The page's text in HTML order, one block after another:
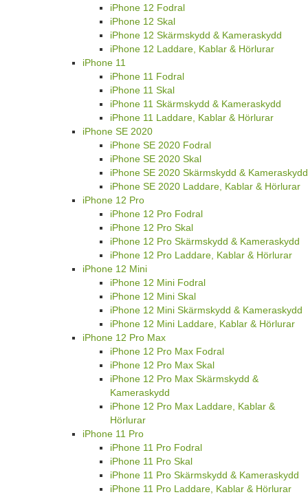
iPhone 12 Fodral
iPhone 12 Skal
iPhone 12 Skärmskydd & Kameraskydd
iPhone 12 Laddare, Kablar & Hörlurar
iPhone 11
iPhone 11 Fodral
iPhone 11 Skal
iPhone 11 Skärmskydd & Kameraskydd
iPhone 11 Laddare, Kablar & Hörlurar
iPhone SE 2020
iPhone SE 2020 Fodral
iPhone SE 2020 Skal
iPhone SE 2020 Skärmskydd & Kameraskydd
iPhone SE 2020 Laddare, Kablar & Hörlurar
iPhone 12 Pro
iPhone 12 Pro Fodral
iPhone 12 Pro Skal
iPhone 12 Pro Skärmskydd & Kameraskydd
iPhone 12 Pro Laddare, Kablar & Hörlurar
iPhone 12 Mini
iPhone 12 Mini Fodral
iPhone 12 Mini Skal
iPhone 12 Mini Skärmskydd & Kameraskydd
iPhone 12 Mini Laddare, Kablar & Hörlurar
iPhone 12 Pro Max
iPhone 12 Pro Max Fodral
iPhone 12 Pro Max Skal
iPhone 12 Pro Max Skärmskydd &
Kameraskydd
iPhone 12 Pro Max Laddare, Kablar &
Hörlurar
iPhone 11 Pro
iPhone 11 Pro Fodral
iPhone 11 Pro Skal
iPhone 11 Pro Skärmskydd & Kameraskydd
iPhone 11 Pro Laddare, Kablar & Hörlurar